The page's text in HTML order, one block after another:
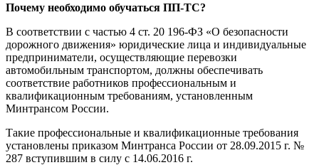
Почему необходимо обучаться ПП-ТС?
В соответствии с частью 4 ст. 20 196-ФЗ «О безопасности
дорожного движения» юридические лица и индивидуальные
предприниматели, осуществляющие перевозки
автомобильным транспортом, должны обеспечивать
соответствие работников профессиональным и
квалификационным требованиям, установленным
Минтрансом России.
Такие профессиональные и квалификационные требования
установлены приказом Минтранса России от 28.09.2015 г. №
287 вступившим в силу с 14.06.2016 г.